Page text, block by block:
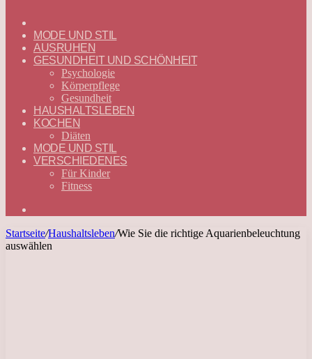
—
DEUTSCH
MODE UND STIL
AUSRUHEN
GESUNDHEIT UND SCHÖNHEIT
Psychologie
Körperpflege
Gesundheit
HAUSHALTSLEBEN
KOCHEN
Diäten
MODE UND STIL
VERSCHIEDENES
Für Kinder
Fitness
Startseite/Haushaltsleben/Wie Sie die richtige Aquarienbeleuchtung
auswählen